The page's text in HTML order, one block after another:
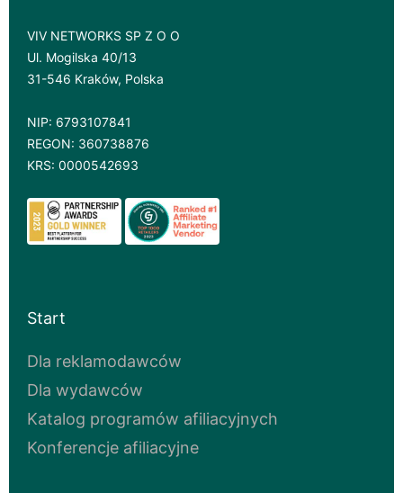
VIV NETWORKS SP Z O O
Ul. Mogilska 40/13
31-546 Kraków, Polska
NIP: 6793107841
REGON: 360738876
KRS: 0000542693
Start
Dla reklamodawców
Dla wydawców
Katalog programów afiliacyjnych
Konferencje afiliacyjne